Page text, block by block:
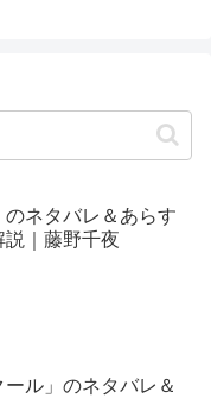
のネタバレ＆あらす
説｜藤野千夜
ール」のネタバレ＆